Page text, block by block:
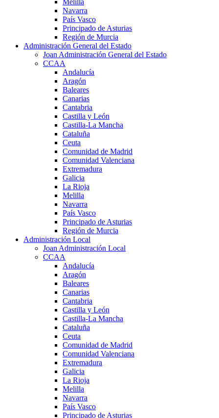
Navarra
País Vasco
Principado de Asturias
Región de Murcia
Administración General del Estado
Joan Administración General del Estado
CCAA
Andalucía
Aragón
Baleares
Canarias
Cantabria
Castilla y León
Castilla-La Mancha
Cataluña
Ceuta
Comunidad de Madrid
Comunidad Valenciana
Extremadura
Galicia
La Rioja
Melilla
Navarra
País Vasco
Principado de Asturias
Región de Murcia
Administración Local
Joan Administración Local
CCAA
Andalucía
Aragón
Baleares
Canarias
Cantabria
Castilla y León
Castilla-La Mancha
Cataluña
Ceuta
Comunidad de Madrid
Comunidad Valenciana
Extremadura
Galicia
La Rioja
Melilla
Navarra
País Vasco
Principado de Asturias